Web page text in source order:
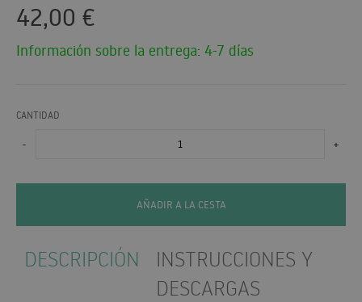
42,00 €
Información sobre la entrega: 4-7 días
CANTIDAD
- +
AÑADIR A LA CESTA
DESCRIPCIÓN
INSTRUCCIONES Y
DESCARGAS